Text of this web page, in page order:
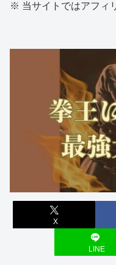
※ 当サイトではアフィ
X
LINE